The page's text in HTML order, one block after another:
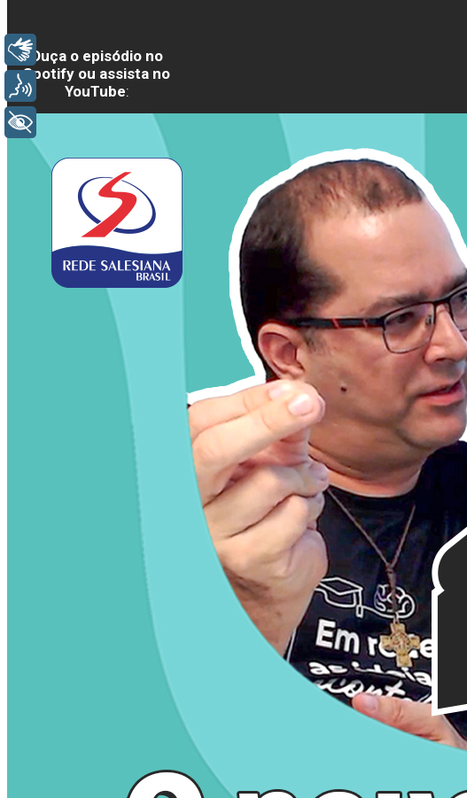
Ouça o episódio no
Spotify ou assista no
YouTube:
Voz
+ Acessibilidade